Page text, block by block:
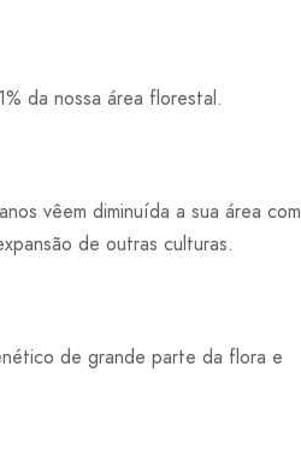
da nossa área florestal.
vêem diminuída a sua área com
de outras culturas.
de grande parte da flora e